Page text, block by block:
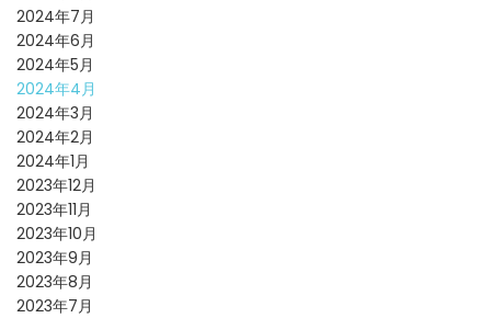
2024年7月
2024年6月
2024年5月
2024年4月
2024年3月
2024年2月
2024年1月
2023年12月
2023年11月
2023年10月
2023年9月
2023年8月
2023年7月